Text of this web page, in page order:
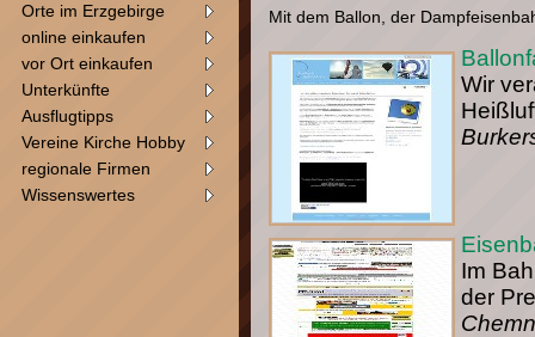
Orte im Erzgebirge
online einkaufen
vor Ort einkaufen
Unterkünfte
Ausflugtipps
Vereine Kirche Hobby
regionale Firmen
Wissenswertes
Mit dem Ballon, der
Wir
Im
der